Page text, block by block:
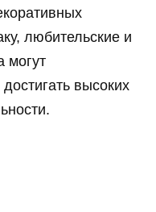
любительские и
могут
высоких